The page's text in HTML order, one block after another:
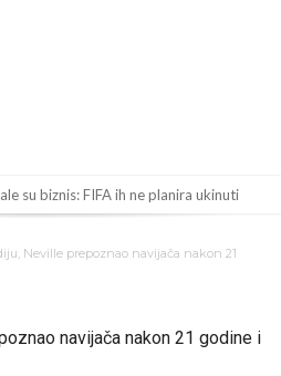
su biznis: FIFA ih ne planira ukinuti
Sinner i Alcaraz odustaju, a
skandalozne informacije, dobila je
u Real Madrid. Ovo su tri nova
Neville prepoznao navijača nakon 21
navijača nakon 21 godine i